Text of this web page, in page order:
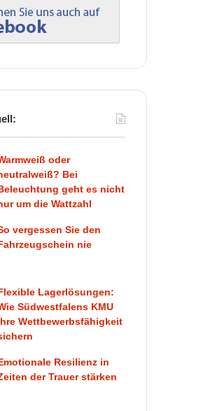
oder
Bei
geht es nicht
um die Wattzahl
vergessen Sie den
nie
Lagerlösungen:
Südwestfalens KMU
Wettbewerbsfähigkeit
Resilienz in
der Trauer stärken